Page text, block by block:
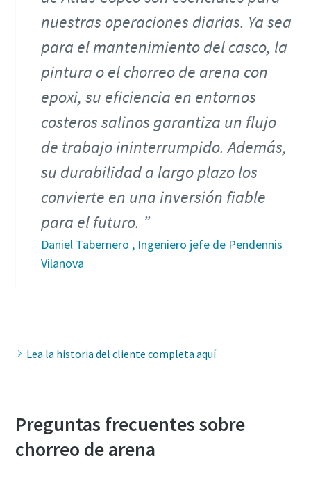
nuestras operaciones diarias. Ya sea
para el mantenimiento del casco, la
pintura o el chorreo de arena con
epoxi, su eficiencia en entornos
costeros salinos garantiza un flujo
de trabajo ininterrumpido. Además,
su durabilidad a largo plazo los
convierte en una inversión fiable
para el futuro.
Daniel Tabernero , Ingeniero jefe de Pendennis
Vilanova
Lea la historia del cliente completa aquí
Preguntas frecuentes sobre
chorreo de arena